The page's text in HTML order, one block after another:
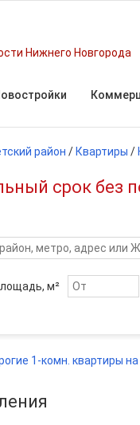
Нижнего Новгорода
район / Квартиры /
срок без
м²
1-комн. квартиры